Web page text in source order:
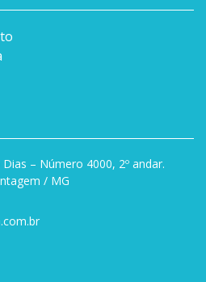
– Número 4000, 2º andar.
/ MG